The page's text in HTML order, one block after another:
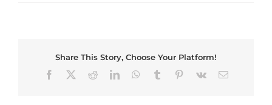
Share This Story, Choose Your Platform!
Facebook
RedditLinkedInWhatsApp
Tumblr Pinterest
Vk Email